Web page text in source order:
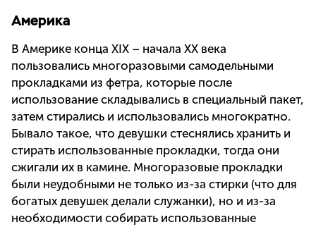
Америка
В Америке конца XIX – начала XX века
пользовались многоразовыми самодельными
прокладками из фетра, которые после
использование складывались в специальный пакет,
затем стирались и использовались многократно.
Бывало такое, что девушки стеснялись хранить и
стирать использованные прокладки, тогда они
сжигали их в камине. Многоразовые прокладки
были неудобными не только из-за стирки (что для
богатых девушек делали служанки), но и из-за
необходимости собирать использованные